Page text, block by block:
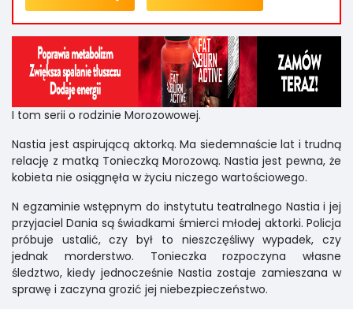
I tom serii o rodzinie Morozowowej.
Nastia jest aspirującą aktorką. Ma siedemnaście lat i trudną
relację z matką Tonieczką Morozową. Nastia jest pewna, że
kobieta nie osiągnęła w życiu niczego wartościowego.
N egzaminie wstępnym do instytutu teatralnego Nastia i jej
przyjaciel Dania są świadkami śmierci młodej aktorki. Policja
próbuje ustalić, czy był to nieszczęśliwy wypadek, czy
jednak morderstwo. Tonieczka rozpoczyna własne
śledztwo, kiedy jednocześnie Nastia zostaje zamieszana w
sprawę i zaczyna grozić jej niebezpieczeństwo.